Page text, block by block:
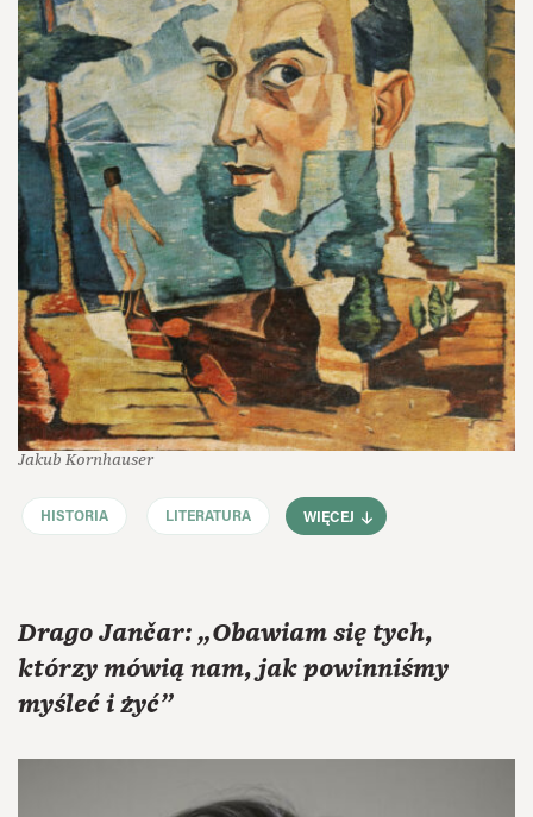
Jakub Kornhauser
HISTORIA LITERATURA WIĘCEJ
Drago Jančar: „Obawiam się tych,
którzy mówią nam, jak powinniśmy
myśleć i żyć”